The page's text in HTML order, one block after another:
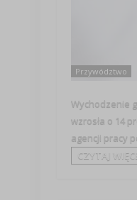
Przywództwo
Wychodzenie
wzrosła o 14
agencji pracy
CZYTAJ